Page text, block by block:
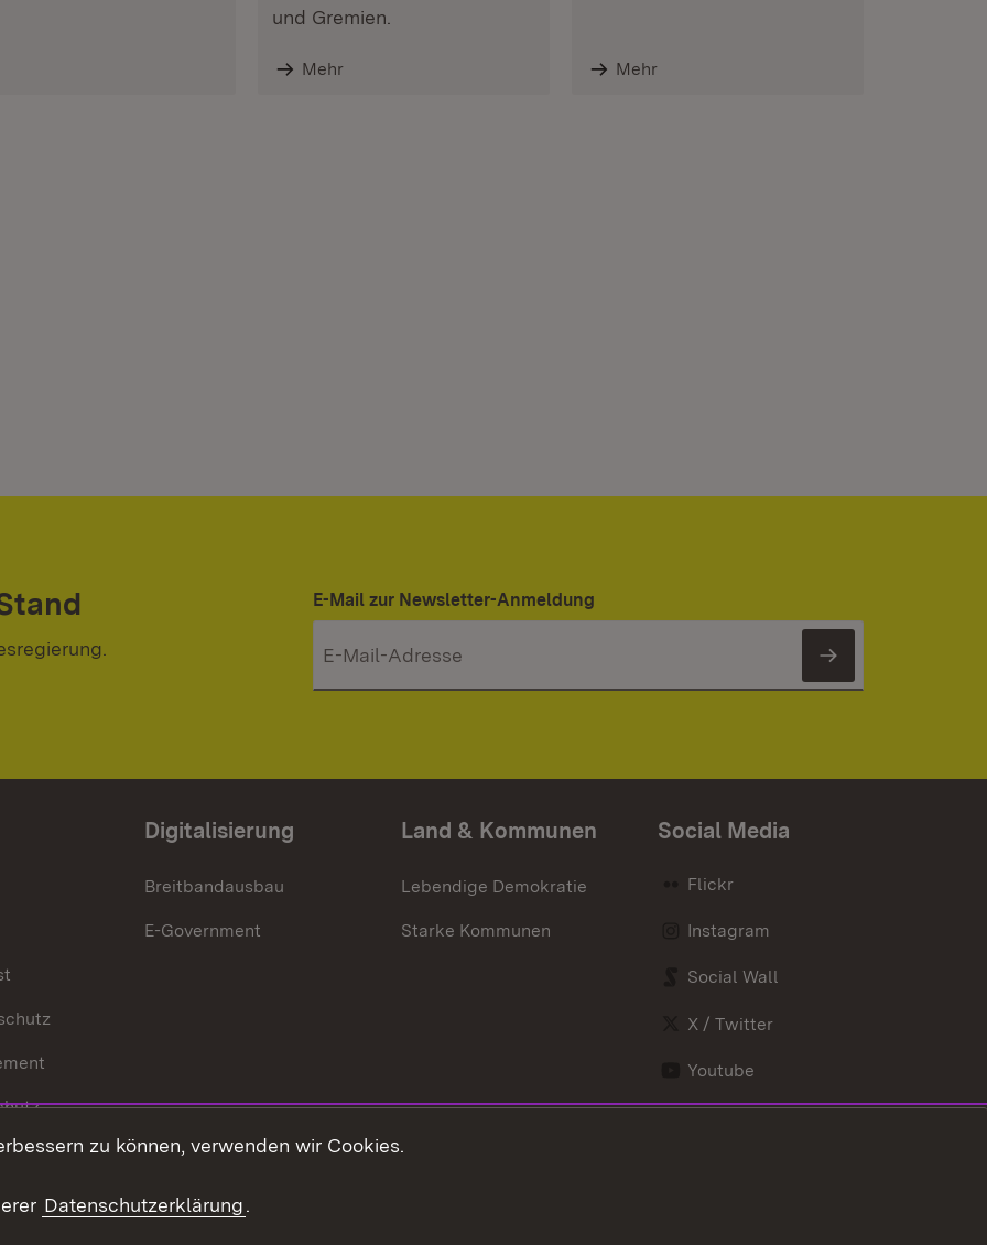
und Gremien.
Mehr Mehr
E-Mail zur Newsletter-Anmeldung
Newsletter
Digitalisierung
Breitbandausbau
E-Government
Land & Kommunen
Lebendige Demokratie
Starke Kommunen
Social Media
Flickr
Instagram
Social Wall
X / Twitter
Youtube
zu können, verwenden wir Cookies.
Datenschutzerklärung.